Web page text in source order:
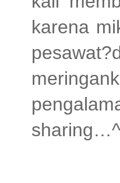
karena